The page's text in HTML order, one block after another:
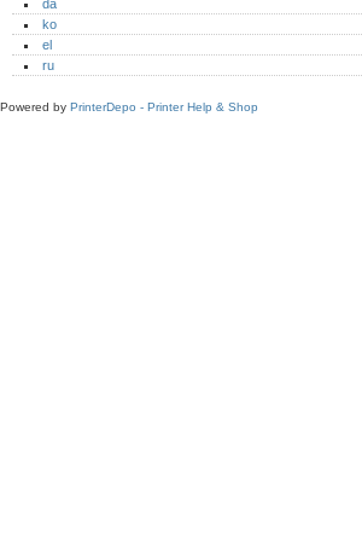
da
ko
el
ru
Powered by PrinterDepo - Printer Help & Shop